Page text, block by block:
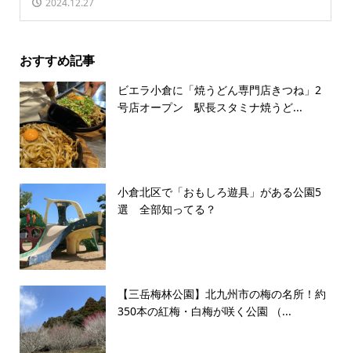
2024.12.27
おすすめ記事
ビエラ小倉に「焼うどん専門店きつね」2
号店オープン 駅長スタミナ焼うど...
小倉北区で「おもしろ遊具」がある公園5
選 全部知ってる？
【三岳梅林公園】北九州市の梅の名所！約
350本の紅梅・白梅が咲く公園 （...